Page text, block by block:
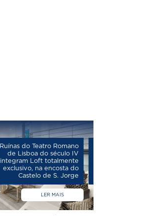
Ruínas do Teatro Romano
de Lisboa do século IV
integram Loft totalmente
exclusivo, na encosta do
Castelo de S. Jorge
LER MAIS